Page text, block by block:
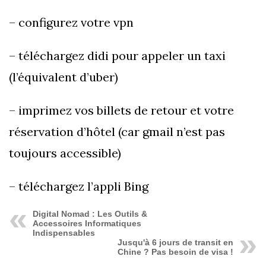
– configurez votre vpn
– téléchargez didi pour appeler un taxi
(l’équivalent d’uber)
– imprimez vos billets de retour et votre
réservation d’hôtel (car gmail n’est pas
toujours accessible)
– téléchargez l’appli Bing
Digital Nomad : Les Outils &
Accessoires Informatiques
Indispensables
Jusqu'à 6 jours de transit en
Chine ? Pas besoin de visa !